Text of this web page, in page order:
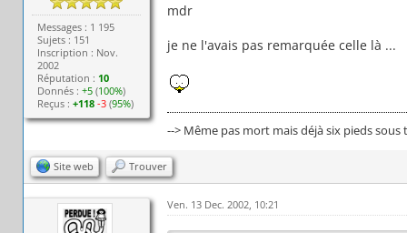
Messages : 1 195
Sujets : 151
Inscription : Nov.
2002
Réputation : 10
Donnés :+5 (100%)
Reçus :+118 -3 (95%)
mdr
je ne l'avais pas remarquée celle là ...
--> Même pas mort mais déjà six pieds sous
Site web Trouver
Ven. 13 Dec. 2002, 10:21